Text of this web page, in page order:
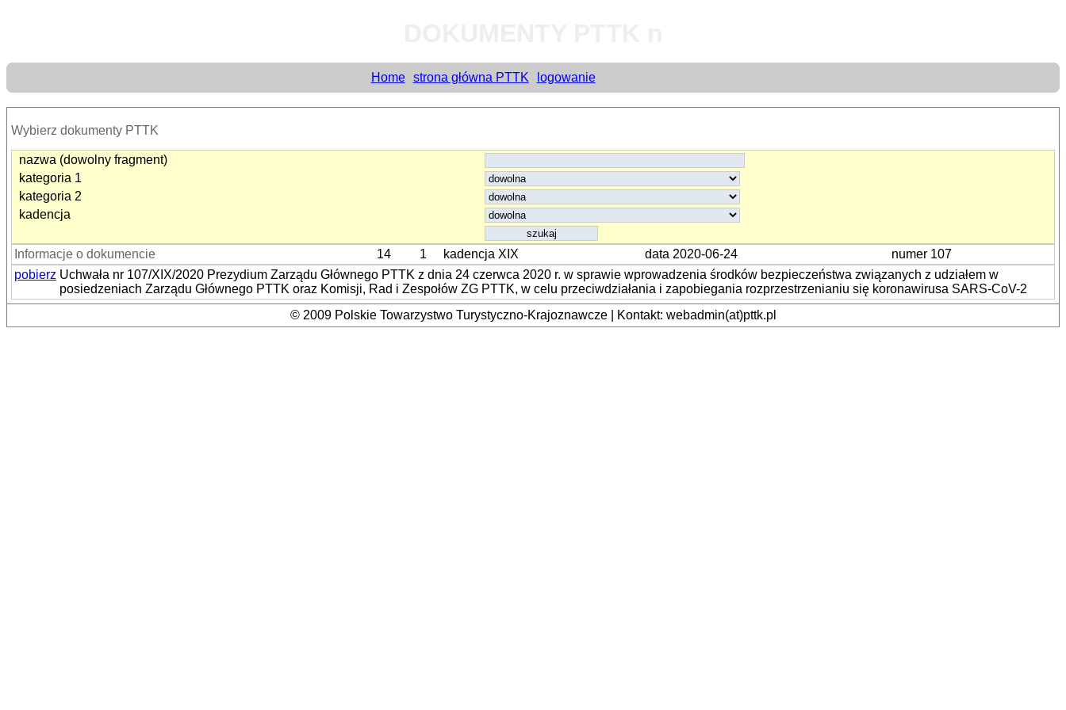
Home strona główna PTTK logowanie
Wybierz dokumenty PTTK
nazwa (dowolny fragment)
kategoria 1
kategoria 2
kadencja
Informacje o dokumencie 14 1 kadencja XIX data 2020-06-24
numer 107
pobierz Uchwała nr 107/XIX/2020 Prezydium Zarządu Głównego PTTK z dnia 24 czerwca 2020 r. w sprawie wprowadzenia środków bezpieczeństwa związanych z udziałem w
posiedzeniach Zarządu Głównego PTTK oraz Komisji, Rad i Zespołów ZG PTTK, w celu przeciwdziałania i zapobiegania rozprzestrzenianiu się koronawirusa SARS-CoV-2
© 2009 Polskie Towarzystwo Turystyczno-Krajoznawcze | Kontakt: webadmin(at)pttk.pl